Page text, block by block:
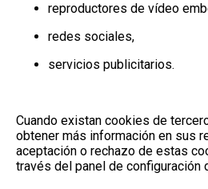
reproductores de vídeo
redes sociales,
servicios publicitarios.
Cuando existan cookies de
obtener más información en sus
aceptación o rechazo de estas
través del panel de configuración